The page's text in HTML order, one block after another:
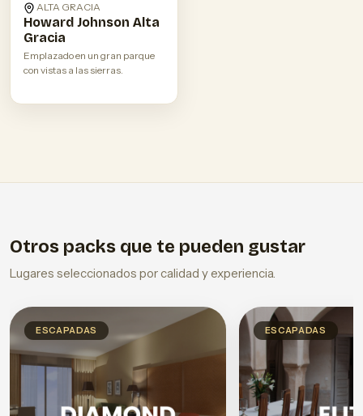
ALTA GRACIA
Howard Johnson Alta
Gracia
Emplazado en un gran parque
con vistas a las sierras.
Otros packs que te pueden gustar
Lugares seleccionados por calidad y experiencia.
ESCAPADAS ESCAPADAS